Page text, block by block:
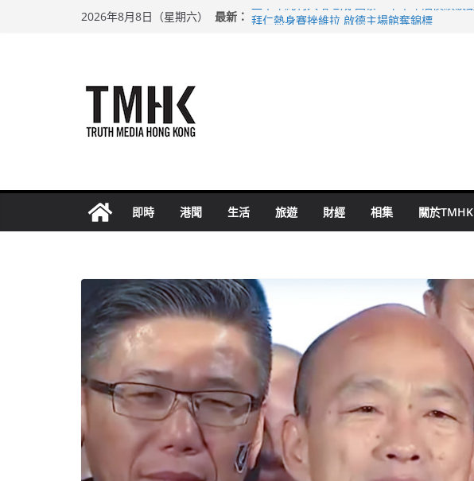
2026年8月8日（星期六） 最新： 上半年純利大增七成 國泰：下半年油價續波動
即時 港聞 生活 旅遊 財經 相集 關於TMHK